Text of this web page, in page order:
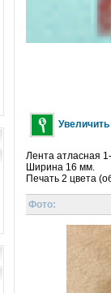
Увеличить
Лента атласная
Ширина 16 мм.
Печать 2 цвета
Фото: